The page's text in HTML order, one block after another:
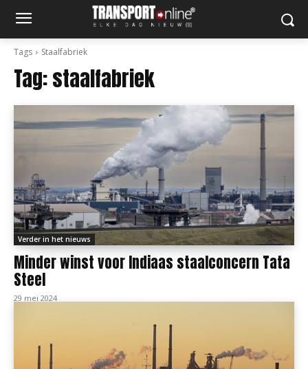
Tags Staalfabriek
Tag:staalfabriek
Verder in het nieuws
Minder winst voor Indiaas staalconcern Tata
Steel
29 mei 2024